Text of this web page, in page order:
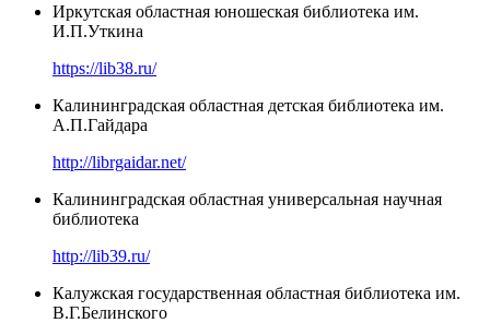
Иркутская областная юношеская библиотека им.
И.П.Уткина
https://lib38.ru/
Калининградская областная детская библиотека им.
А.П.Гайдара
http://librgaidar.net/
Калининградская областная универсальная научная
библиотека
http://lib39.ru/
Калужская государственная областная библиотека им.
В.Г.Белинского